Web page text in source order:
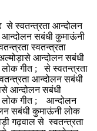
से स्वतन्त्रता आन्दोलन
आन्दोलन सबंधी कुमाऊंनी
स्वतन्त्रता
आन्दोलन सबंधी
गीत ; से स्वतन्त्रता
आन्दोलन सबंधी
आन्दोलन सबंधी
लोक गीत ; आन्दोलन
सबंधी कुमाऊंनी लोक
गढ़वाल से स्वतन्त्रता